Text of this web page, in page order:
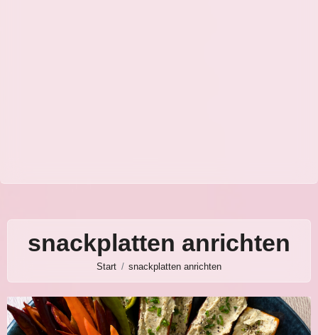
snackplatten anrichten
Start snackplatten anrichten